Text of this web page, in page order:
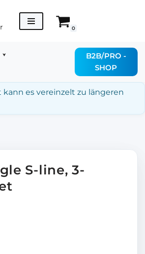
0
B2B/PRO -
SHOP
es vereinzelt zu längeren
S-line, 3-